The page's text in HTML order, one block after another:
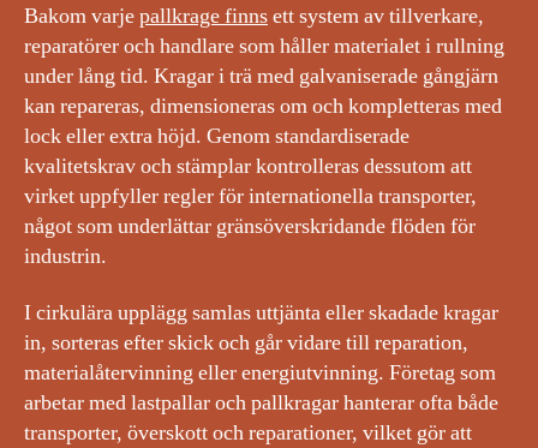
Bakom varjepallkrage finnsett system av tillverkare,
reparatörer och handlare som håller materialet i rullning
under lång tid. Kragar i trä med galvaniserade gångjärn
kan repareras, dimensioneras om och kompletteras med
lock eller extra höjd. Genom standardiserade
kvalitetskrav och stämplar kontrolleras dessutom att
virket uppfyller regler för internationella transporter,
något som underlättar gränsöverskridande flöden för
industrin.
I cirkulära upplägg samlas uttjänta eller skadade kragar
in, sorteras efter skick och går vidare till reparation,
materialåtervinning eller energiutvinning. Företag som
arbetar med lastpallar och pallkragar hanterar ofta både
transporter, överskott och reparationer, vilket gör att